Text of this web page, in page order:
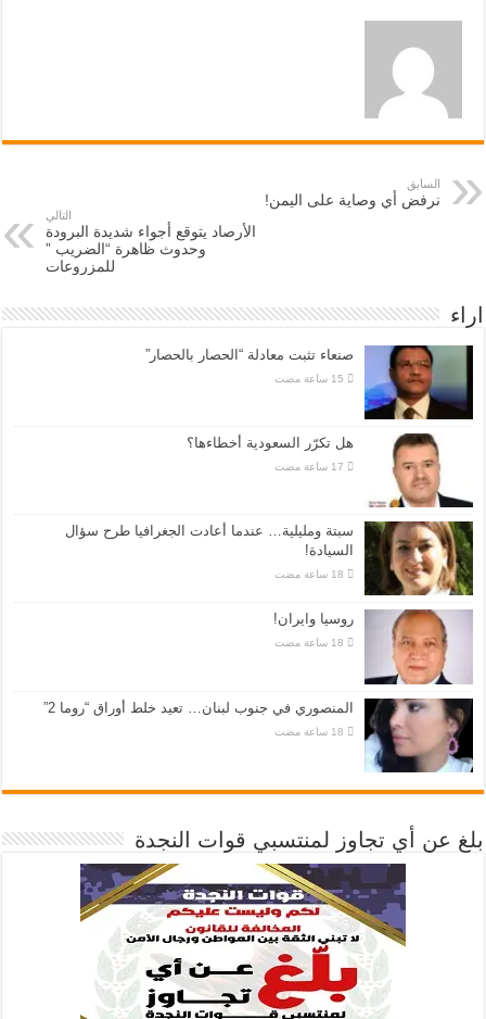
السابق
نرفض أي وصاية على اليمن!
التالي
الأرصاد يتوقع أجواء شديدة البرودة
وحدوث ظاهرة “الضريب ”
للمزروعات
اراء
صنعاء تثبت معادلة “الحصار بالحصار”
هل تكرّر السعودية أخطاءها؟
سبتة ومليلية… عندما أعادت الجغرافيا طرح سؤال
السيادة!
روسيا وايران!
المنصوري في جنوب لبنان… تعيد خلط أوراق “روما 2”
بلغ عن أي تجاوز لمنتسبي قوات النجدة